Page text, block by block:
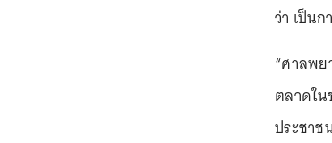
ว่า เป็น
“ศาลพย
ตลาดใ
ประชาช